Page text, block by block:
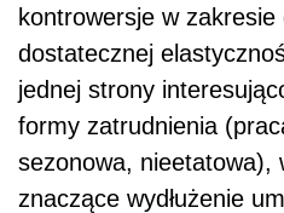
kontrowersje w zakresie
dostatecznej
jednej strony
formy zatrudnienia
sezonowa, nieetatowa),
znaczące wydłużenie